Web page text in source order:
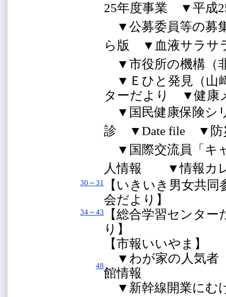
25年度事業 ▼平成
▼公募委員等の募
ら版 ▼血液サラサ
▼市役所の機構（
▼Ｅひと発見（山
ターだより ▼健
▼国民健康保険シ
診 ▼Date file ▼
▼国際交流員「キ
人情報 ▼情報カ
30～31
【いきいき男女
会だより】
34～43
【総合学習センタ
り】
48
【市報いいやま】
▼わが家の人気者
館情報
▼新幹線開業にむ